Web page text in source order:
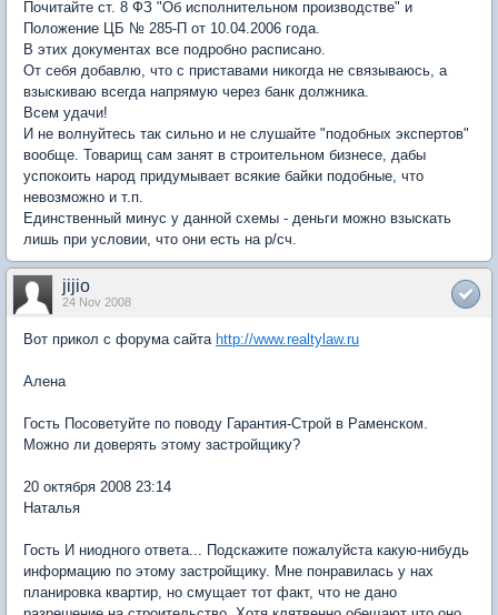
Почитайте ст. 8 ФЗ "Об исполнительном производстве" и
Положение ЦБ № 285-П от 10.04.2006 года.
В этих документах все подробно расписано.
От себя добавлю, что с приставами никогда не связываюсь, а
взыскиваю всегда напрямую через банк должника.
Всем удачи!
И не волнуйтесь так сильно и не слушайте "подобных экспертов"
вообще. Товарищ сам занят в строительном бизнесе, дабы
успокоить народ придумывает всякие байки подобные, что
невозможно и т.п.
Единственный минус у данной схемы - деньги можно взыскать
лишь при условии, что они есть на р/сч.
jijio
24 Nov 2008
Вот прикол с форума сайта http://www.realtylaw.ru
Алена
Гость Посоветуйте по поводу Гарантия-Строй в Раменском.
Можно ли доверять этому застройщику?
20 октября 2008 23:14
Наталья
Гость И ниодного ответа... Подскажите пожалуйста какую-нибудь
информацию по этому застройщику. Мне понравилась у нах
планировка квартир, но смущает тот факт, что не дано